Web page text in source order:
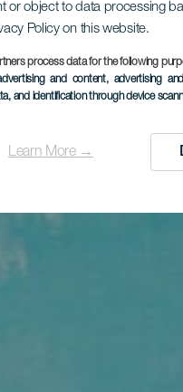
or object to data processing
Policy on this website.
process data for the following
and content, advertising
and identification through device
Learn More →